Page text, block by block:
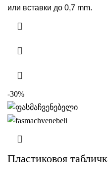
или вставки до 0,7 mm.
-30%
Пластиковоя